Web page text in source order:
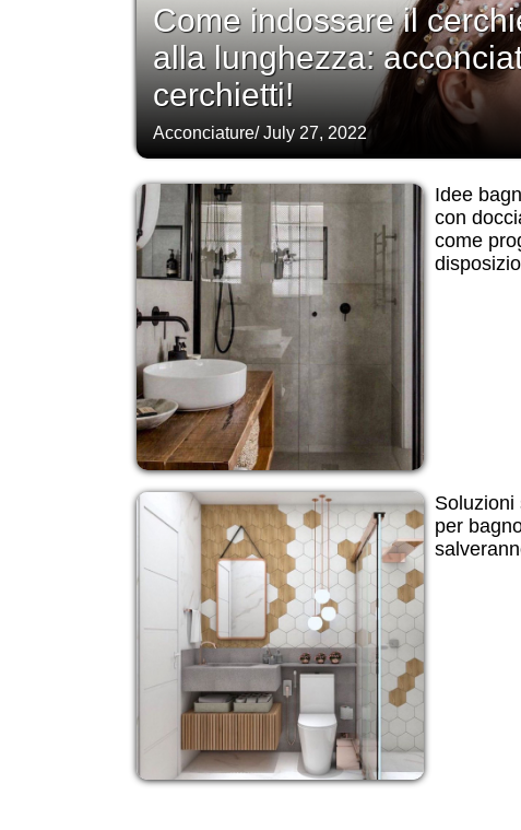
Come indossare il
alla lunghezza:
cerchietti!
Acconciature/July 27, 2022
Idee
con
come
Soluzioni
per